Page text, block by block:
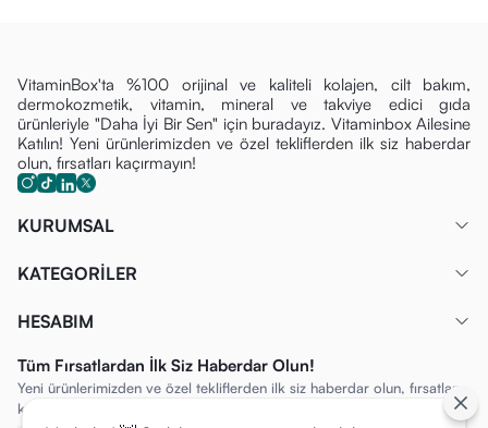
Parfüm içermeyen, sade ve etkili bir temizleyici arayan
hassas ciltli bireyler.
VitaminBox'ta %100 orijinal ve kaliteli kolajen, cilt bakım,
dermokozmetik, vitamin, mineral ve takviye edici gıda
ürünleriyle "Daha İyi Bir Sen" için buradayız. Vitaminbox Ailesine
Katılın! Yeni ürünlerimizden ve özel tekliflerden ilk siz haberdar
olun, fırsatları kaçırmayın!
KURUMSAL
KATEGORİLER
HESABIM
Tüm Fırsatlardan İlk Siz Haberdar Olun!
Yeni ürünlerimizden ve özel tekliflerden ilk siz haberdar olun, fırsatları
kaçırmayın!